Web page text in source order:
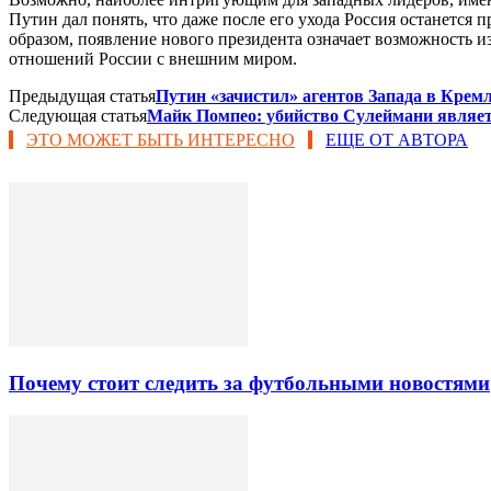
Путин дал понять, что даже после его ухода Россия останется
образом, появление нового президента означает
отношений России с внешним миром.
Предыдущая статьяПутин «зачистил» агентов Запада в
Следующая статьяМайк Помпео: убийство Сулеймани
ЭТО МОЖЕТ БЫТЬ ИНТЕРЕСНО
ЕЩЕ ОТ АВТОРА
Почему стоит следить за футбольными новостями